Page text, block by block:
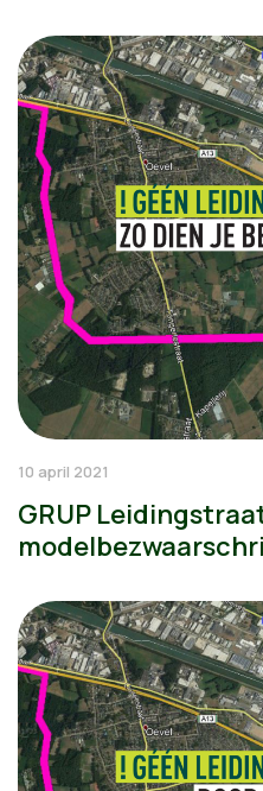
10 april 2021
GRUP